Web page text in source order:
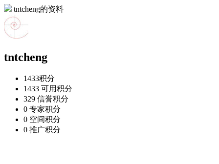
tntcheng的资料
tntcheng
1433积分
1433 可用积分
329 信誉积分
0 专家积分
0 空间积分
0 推广积分